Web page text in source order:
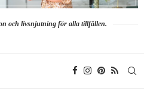
och livsnjutning för alla tillfällen.